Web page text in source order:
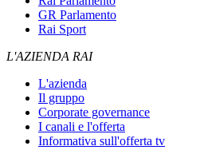
GR Parlamento
Rai Sport
L'AZIENDA RAI
L'azienda
Il gruppo
Corporate governance
I canali e l'offerta
Informativa sull'offerta tv